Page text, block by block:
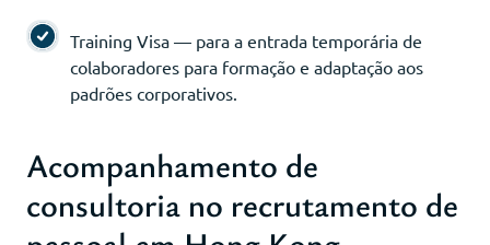
Training Visa — para a entrada temporária de
colaboradores para formação e adaptação aos
padrões corporativos.
Acompanhamento de
consultoria no recrutamento de